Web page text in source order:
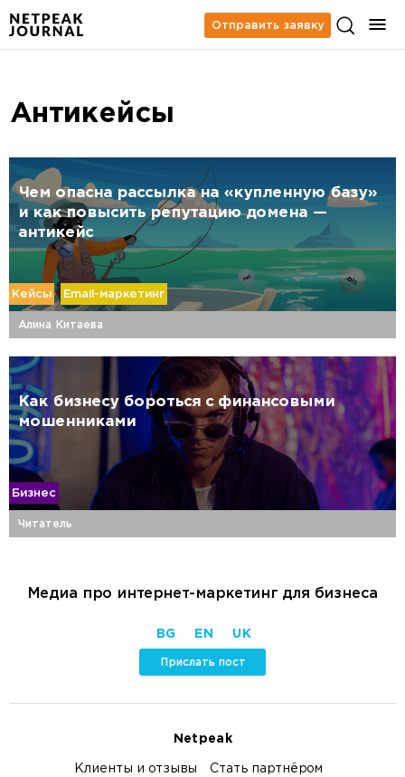
Отправить заявку
Антикейсы
Чем опасна рассылка на «купленную базу»
и как повысить репутацию домена —
антикейс
Кейсы Email-маркетинг
Алина Китаева
Как бизнесу бороться с финансовыми
мошенниками
Бизнес
Читатель
Медиа про интернет-маркетинг для бизнеса
BG EN UK
Прислать пост
Netpeak
Клиенты и отзывы Стать партнёром